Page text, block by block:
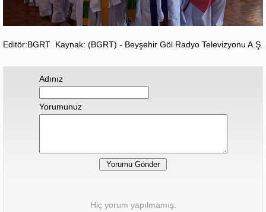
Editör:BGRT Kaynak: (BGRT) - Beyşehir Göl Radyo Televizyonu A.Ş.
Adınız
Yorumunuz
Hiç yorum yapılmamış.